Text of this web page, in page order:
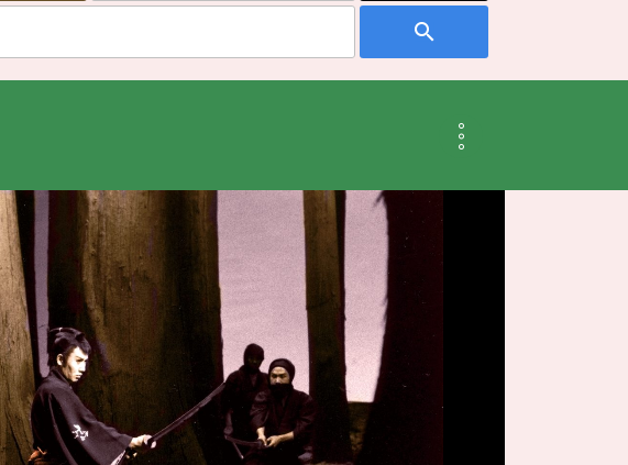
今月のスケジュール
MONTHLY SCHEDULE